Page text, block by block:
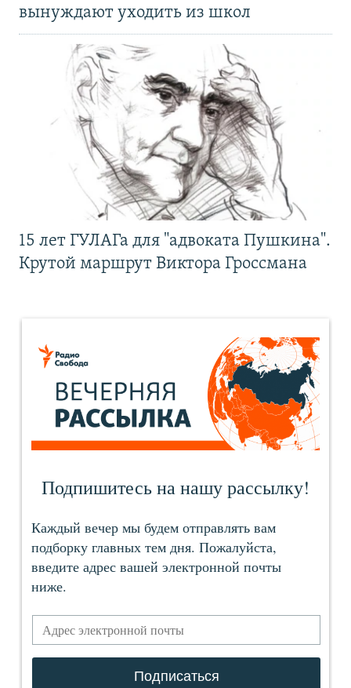
вынуждают уходить из школ
15 лет ГУЛАГа для "адвоката Пушкина".
Крутой маршрут Виктора Гроссмана